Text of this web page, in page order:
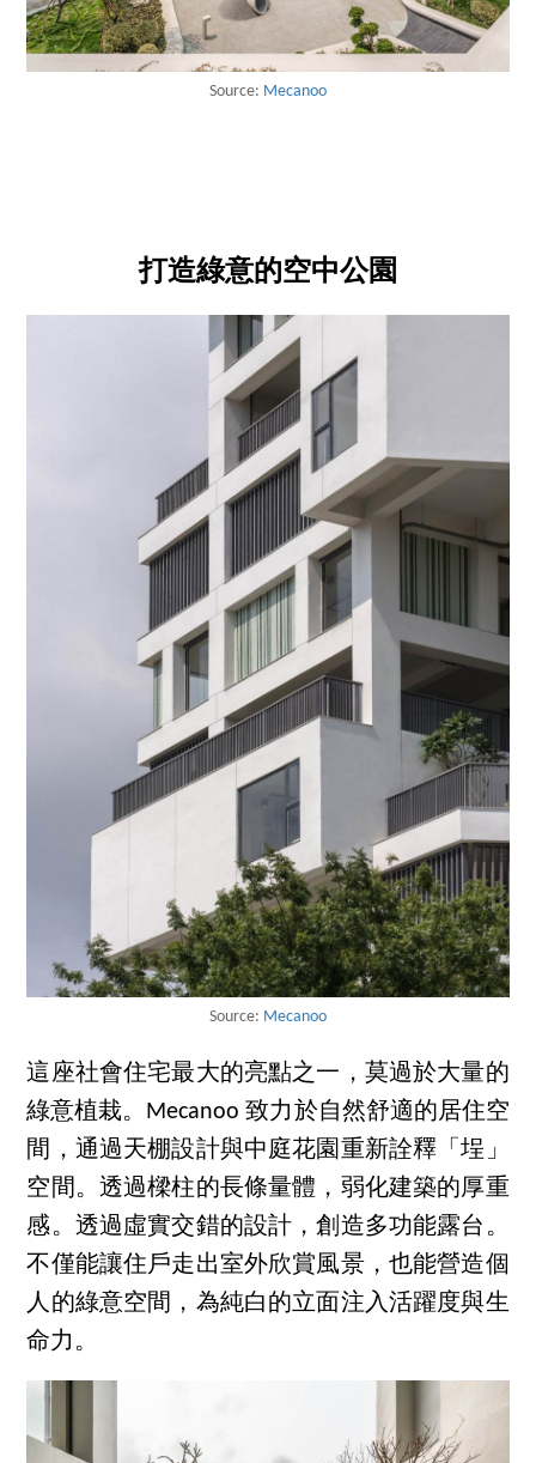
Source: Mecanoo
打造綠意的空中公園
Source: Mecanoo
這座社會住宅最大的亮點之一，莫過於大量的
綠意植栽。Mecanoo 致力於自然舒適的居住空
間，通過天棚設計與中庭花園重新詮釋「埕」
空間。透過樑柱的長條量體，弱化建築的厚重
感。透過虛實交錯的設計，創造多功能露台。
不僅能讓住戶走出室外欣賞風景，也能營造個
人的綠意空間，為純白的立面注入活躍度與生
命力。